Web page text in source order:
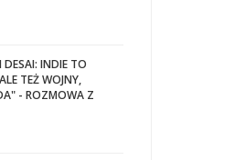
INDIE TO
TEŻ WOJNY,
- ROZMOWA Z